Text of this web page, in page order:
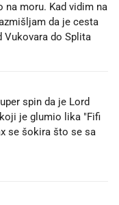
moru. Kad vidim na
da je cesta
Vukovara do Splita
spin da je Lord
je glumio lika "Fifi
se šokira što se sa